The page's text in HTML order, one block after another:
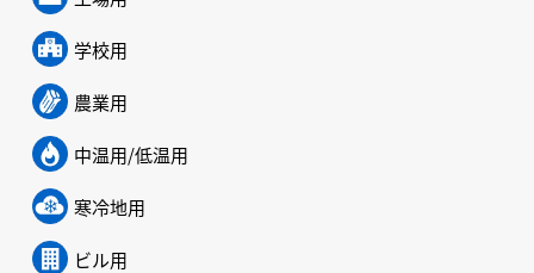
学校用
農業用
中温用/低温用
寒冷地用
ビル用